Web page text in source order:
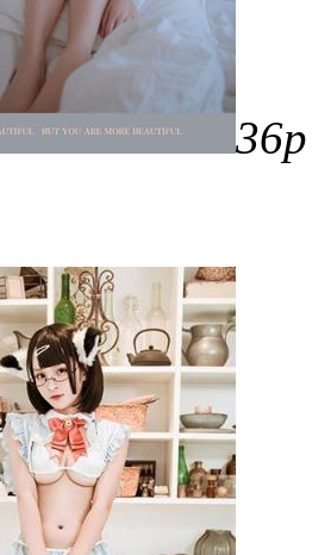
36p